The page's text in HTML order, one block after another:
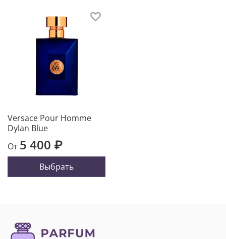
Versace Pour Homme
Dylan Blue
От 5 400 ₽
Выбрать